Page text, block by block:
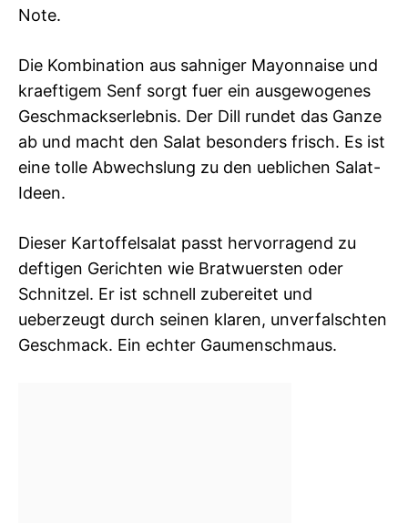
Note.
Die Kombination aus sahniger Mayonnaise und
kraeftigem Senf sorgt fuer ein ausgewogenes
Geschmackserlebnis. Der Dill rundet das Ganze
ab und macht den Salat besonders frisch. Es ist
eine tolle Abwechslung zu den ueblichen Salat-
Ideen.
Dieser Kartoffelsalat passt hervorragend zu
deftigen Gerichten wie Bratwuersten oder
Schnitzel. Er ist schnell zubereitet und
ueberzeugt durch seinen klaren, unverfalschten
Geschmack. Ein echter Gaumenschmaus.